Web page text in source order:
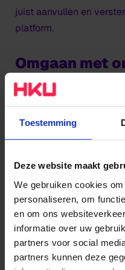
Toestemming
Deze website maakt
We gebruiken cookies
personaliseren, om
en om ons
informatie over uw
partners voor social
partners kunnen deze
juist aanvullen en
platform.
Omgaan met
In de publieksdialogen,
onderzoeksprojecten
Schoolzoeken
achtergronden naar
leven met
kunstenaars zich over
dan medici. “Stefan
samen over te hebben,”
is heel sterk in dit soort
legt in zijn hoofd